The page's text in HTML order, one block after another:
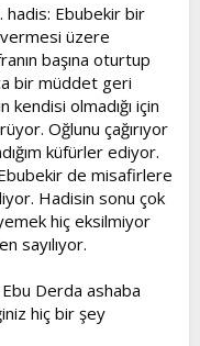
hadis: Ebubekir bir
üzere
başına oturtup
bir müddet geri
olmadığı için
Oğlunu çağırıyor
küfürler ediyor.
de misafirlere
Hadisin sonu çok
hiç eksilmiyor
sayılıyor.
Derda ashaba
hiç bir şey